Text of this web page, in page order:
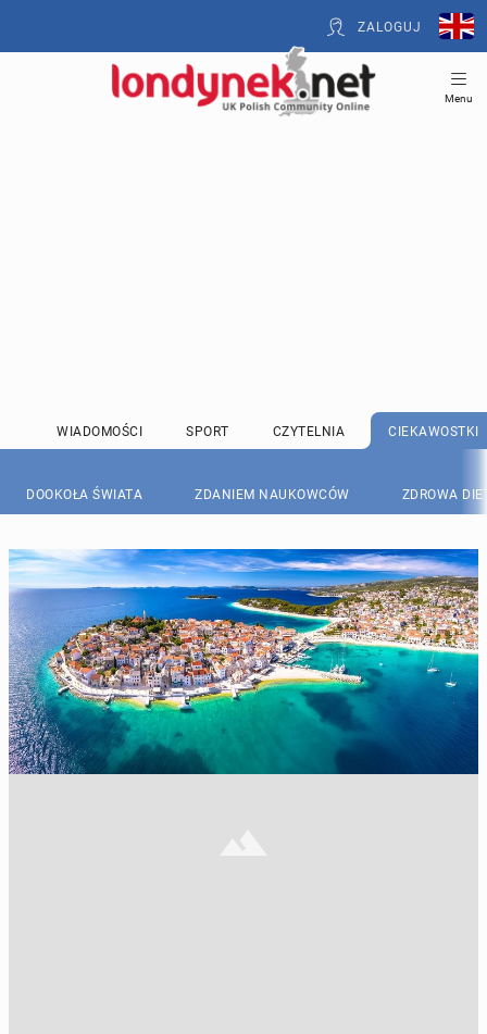
ZALOGUJ
Menu
WIADOMOŚCI SPORT CZYTELNIA CIEKAWOSTKI
DOOKOŁA ŚWIATA ZDANIEM NAUKOWCÓW ZDROWA